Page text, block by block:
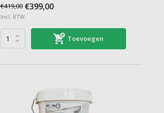
€419,00 €399,00
Incl. BTW
Toevoegen